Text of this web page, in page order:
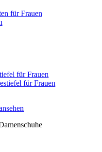
für Frauen
für Frauen
für Frauen